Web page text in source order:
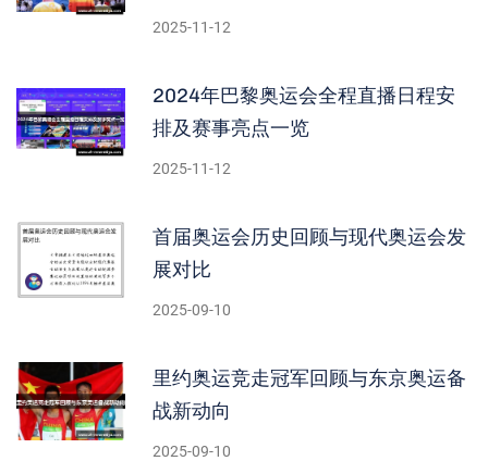
2025-11-12
2024年巴黎奥运会全程直播日程安
排及赛事亮点一览
2025-11-12
首届奥运会历史回顾与现代奥运会发
展对比
2025-09-10
里约奥运竞走冠军回顾与东京奥运备
战新动向
2025-09-10